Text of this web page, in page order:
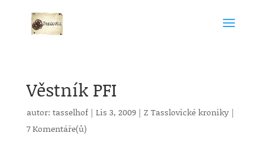
Věstník PFI
autor: tasselhof| Lis 3, 2009| Z Tasslovické kroniky|
7 Komentáře(ů)